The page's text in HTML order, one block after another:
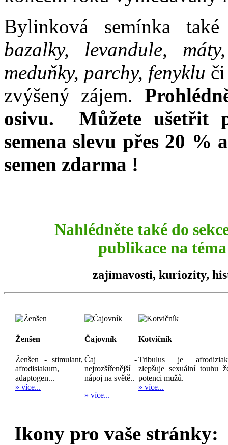
Bylinková semínka
bazalky, levandule,
meduňky, parchy, fenyklu
zvýšený zájem.
osivu. Můžete ušetřit
semena slevu přes 20 %
semen zdarma !
Nahlédněte také do
publikace na
zajímavosti, kuriozity,
Ženšen
Ženšen - stimulant,
afrodisiakum,
adaptogen...
» více...
Čajovník
Čaj -
nejrozšířenější
nápoj na světě..
» více...
Kotvičník
Tribulus je
zlepšuje sexuální touhu
potenci mužů.
» více...
Ikony pro vaše stránky: